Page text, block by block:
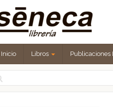
Inicio Libros Publicaciones